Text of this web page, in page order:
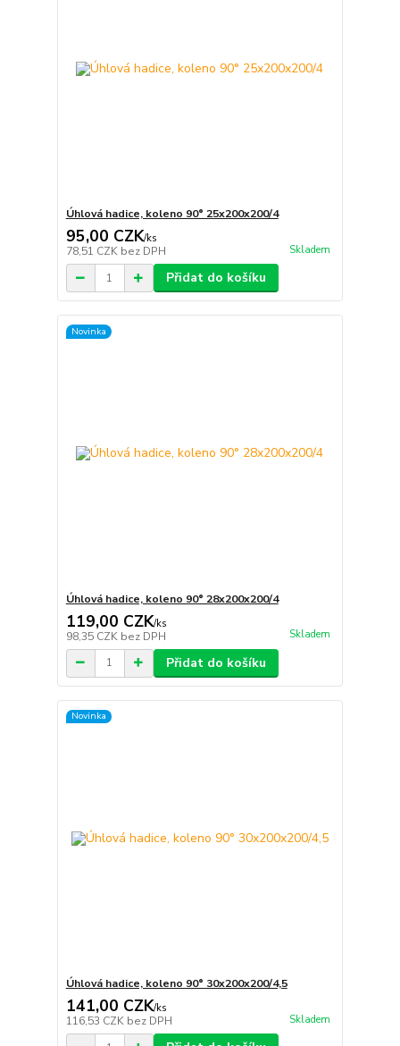
Úhlová hadice, koleno 90° 25x200x200/4
95,00 CZK/ks
78,51 CZK bez DPH Skladem
Přidat do košíku
Novinka
Úhlová hadice, koleno 90° 28x200x200/4
119,00 CZK/ks
98,35 CZK bez DPH Skladem
Přidat do košíku
Novinka
Úhlová hadice, koleno 90° 30x200x200/4,5
141,00 CZK/ks
116,53 CZK bez DPH Skladem